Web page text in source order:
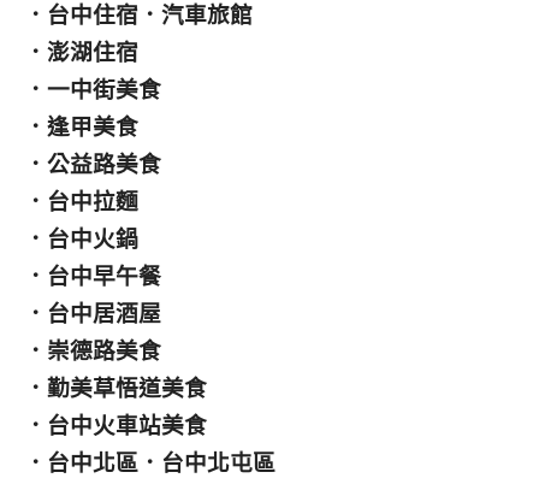
． 台中住宿 ． 汽車旅館
． 澎湖住宿
． 一中街美食
． 逢甲美食
． 公益路美食
． 台中拉麵
． 台中火鍋
． 台中早午餐
． 台中居酒屋
． 崇德路美食
． 勤美草悟道美食
． 台中火車站美食
． 台中北區 ． 台中北屯區